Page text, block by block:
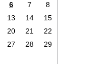
6 7
8
13 14
15
20 21
22
27 28
29